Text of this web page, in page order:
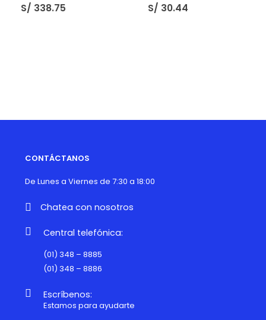
0out of 5
S/ 338.75 0out of 5
S/ 30.44
CONTÁCTANOS
De Lunes a Viernes de 7:30 a 18:00
Chatea con nosotros
Central telefónica:
(01) 348 – 8885
(01) 348 – 8886
Escríbenos:
Estamos para ayudarte